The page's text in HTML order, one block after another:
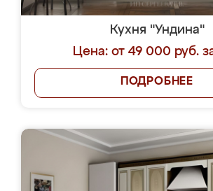
Кухня "Ундина"
Цена: от 49 000 руб.
ПОДРОБНЕЕ